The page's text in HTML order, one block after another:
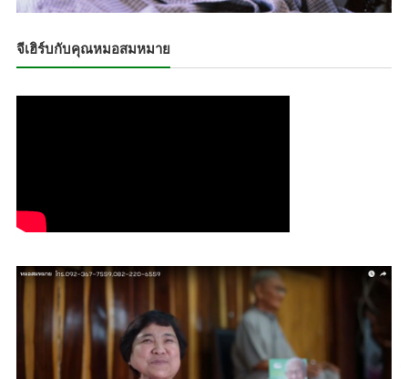
จีเฮิร์บกับคุณหมอสมหมาย